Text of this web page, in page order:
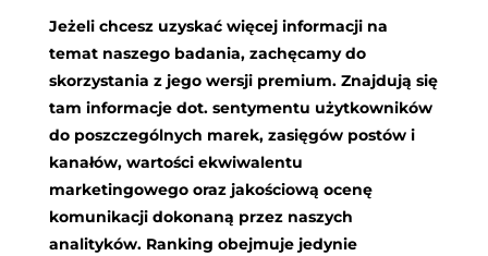
Jeżeli chcesz uzyskać więcej informacji na
temat naszego badania, zachęcamy do
skorzystania z jego wersji premium. Znajdują się
tam informacje dot. sentymentu użytkowników
do poszczególnych marek, zasięgów postów i
kanałów, wartości ekwiwalentu
marketingowego oraz jakościową ocenę
komunikacji dokonaną przez naszych
analityków. Ranking obejmuje jedynie